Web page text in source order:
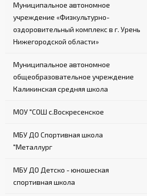
Муниципальное автономное
учреждение «Физкультурно-
оздоровительный комплекс в г. Урень
Нижегородской области»
Муниципальное автономное
общеобразовательное учреждение
Каликинская средняя школа
МОУ "СОШ с.Воскресенское
МБУ ДО Спортивная школа
"Металлург
МБУ ДО Детско - юношеская
спортивная школа